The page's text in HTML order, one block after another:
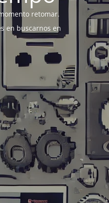
retomar.
en buscarnos en